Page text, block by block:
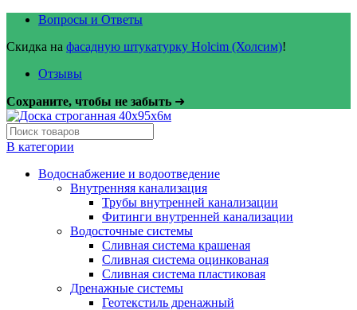
Вопросы и Ответы
Скидка на фасадную штукатурку Holcim (Холсим)!
Отзывы
Сохраните, чтобы не забыть ➜
В категории
Водоснабжение и водоотведение
Внутренняя канализация
Трубы внутренней канализации
Фитинги внутренней канализации
Водосточные системы
Сливная система крашеная
Сливная система оцинкованая
Сливная система пластиковая
Дренажные системы
Геотекстиль дренажный